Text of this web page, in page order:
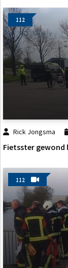
112
Rick Jongsma
Fietsster gewond
112